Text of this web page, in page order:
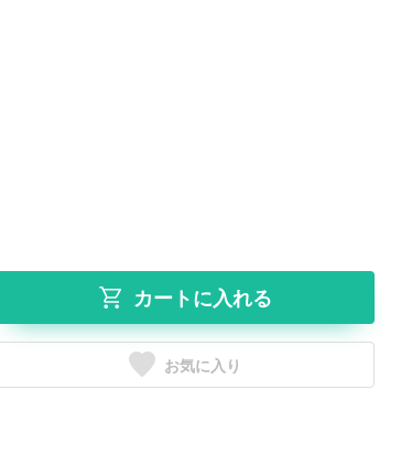
カートに入れる
お気に入り